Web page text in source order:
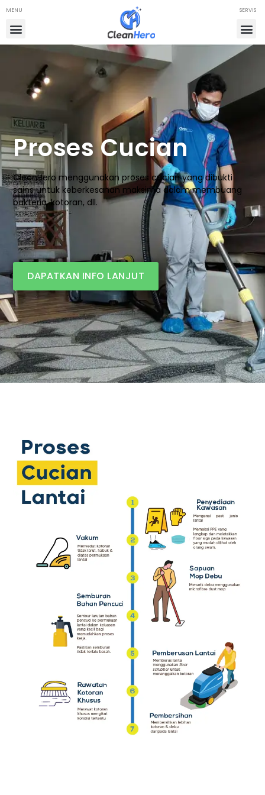
MENU SERVIS
Proses Cucian
CleanHero menggunakan proses cucian yang dibukti
sains untuk keberkesanan maksima dalam membuang
bakteria, kotoran, dll.
DAPATKAN INFO LANJUT